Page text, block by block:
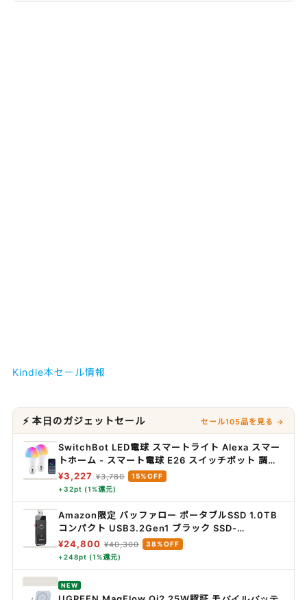
Kindle本セール情報
⚡ 本日のガジェットセール セール105品を見る →
SwitchBot LED電球 スマートライト Alexa スマー
トホーム - スマート電球 E26 スイッチボット 調光
調色 広配光 800lm 60W形相当 電球色・昼白色対
応 RGBCWマルチカラー 1600万色 間接照明
Google Home IFTTT イフト Siri SmartThings
に対応(2個パック)
¥3,227 ¥3,780
15%OFF
+32pt (1%還元)
Amazon限定 バッファロー ポータブルSSD 1.0TB
コンパクト USB3.2Gen1 ブラック SSD-
PUT1.0U3-B/N
¥24,800 ¥40,300
38%OFF
+248pt (1%還元)
NEW